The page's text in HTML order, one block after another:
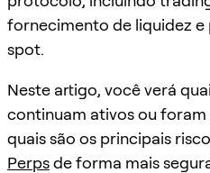
fornecimento de liquidez
spot.
Neste artigo, você verá
continuam ativos ou foram
quais são os principais
Perpsde forma mais